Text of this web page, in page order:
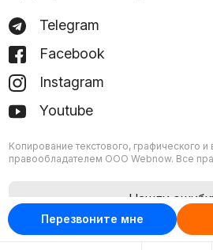
Перезвоните мне
Telegram
Facebook
Instagram
Youtube
Копирование текстового, графического
правообладателем ООО Webnow. Все
Нашли